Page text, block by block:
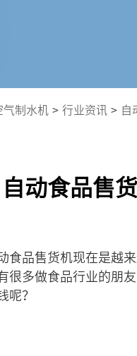
制水机 > 行业资讯 > 自
自动食品售
食品售货机现在是越
很多做食品行业的朋
呢？